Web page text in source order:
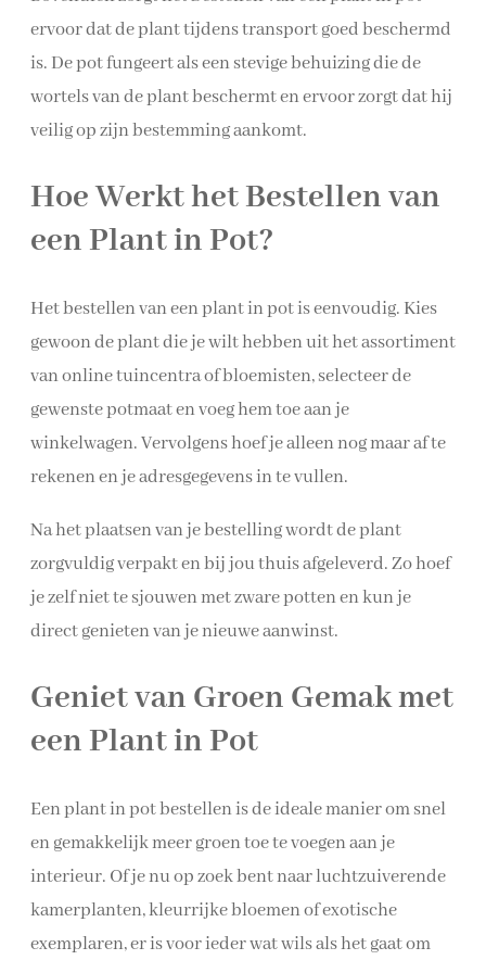
ervoor dat de plant tijdens transport goed beschermd
is. De pot fungeert als een stevige behuizing die de
wortels van de plant beschermt en ervoor zorgt dat hij
veilig op zijn bestemming aankomt.
Hoe Werkt het Bestellen van
een Plant in Pot?
Het bestellen van een plant in pot is eenvoudig. Kies
gewoon de plant die je wilt hebben uit het assortiment
van online tuincentra of bloemisten, selecteer de
gewenste potmaat en voeg hem toe aan je
winkelwagen. Vervolgens hoef je alleen nog maar af te
rekenen en je adresgegevens in te vullen.
Na het plaatsen van je bestelling wordt de plant
zorgvuldig verpakt en bij jou thuis afgeleverd. Zo hoef
je zelf niet te sjouwen met zware potten en kun je
direct genieten van je nieuwe aanwinst.
Geniet van Groen Gemak met
een Plant in Pot
Een plant in pot bestellen is de ideale manier om snel
en gemakkelijk meer groen toe te voegen aan je
interieur. Of je nu op zoek bent naar luchtzuiverende
kamerplanten, kleurrijke bloemen of exotische
exemplaren, er is voor ieder wat wils als het gaat om